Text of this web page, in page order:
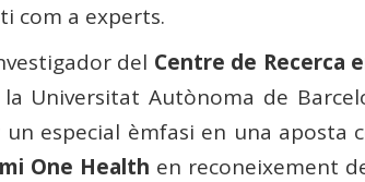
com a experts.
del Centre de Recerca
Universitat Autònoma de
un especial èmfasi en una
One Health en reconeixement